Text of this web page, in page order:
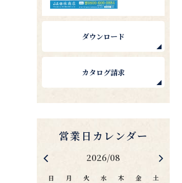
ダウンロード
カタログ請求
2026/08
日 月 火 水 木 金
土